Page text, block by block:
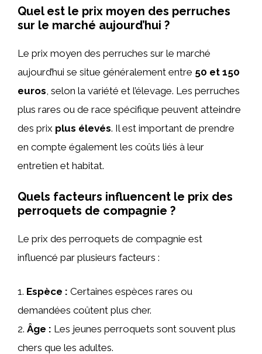
Quel est le prix moyen des perruches
sur le marché aujourd’hui ?
Le prix moyen des perruches sur le marché
aujourd’hui se situe généralement entre 50 et 150
euros , selon la variété et l’élevage. Les perruches
plus rares ou de race spécifique peuvent atteindre
des prix plus élevés. Il est important de prendre
en compte également les coûts liés à leur
entretien et habitat.
Quels facteurs influencent le prix des
perroquets de compagnie ?
Le prix des perroquets de compagnie est
influencé par plusieurs facteurs :
1. Espèce : Certaines espèces rares ou
demandées coûtent plus cher.
2. Âge : Les jeunes perroquets sont souvent plus
chers que les adultes.